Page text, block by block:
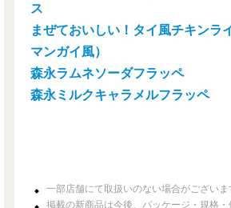
ス
まぜておいしい！タイ風チキンラ
マンガイ風）
森永ラムネソーダフラッペ
森永ミルクキャラメルフラッペ
一部店舗にて取扱いのない場合がございま
掲載の新商品は今後、パッケージ・規格